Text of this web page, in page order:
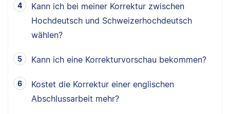
Kann ich bei meiner Korrektur zwischen
Hochdeutsch und Schweizerhochdeutsch
wählen?
Kann ich eine Korrekturvorschau bekommen?
Kostet die Korrektur einer englischen
Abschlussarbeit mehr?